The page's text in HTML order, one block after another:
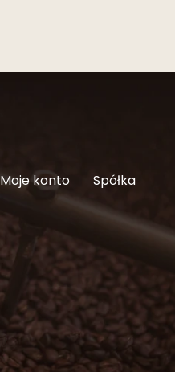
Moje konto
Spółka